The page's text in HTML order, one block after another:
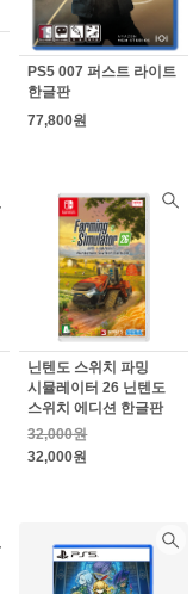
PS5 007 퍼스트 라이트
한글판
77,800원
닌텐도 스위치 파밍
시뮬레이터 26 닌텐도
스위치 에디션 한글판
32,000원
32,000원